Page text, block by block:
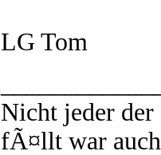
LG Tom
Nicht jeder der
fÃ¤llt war